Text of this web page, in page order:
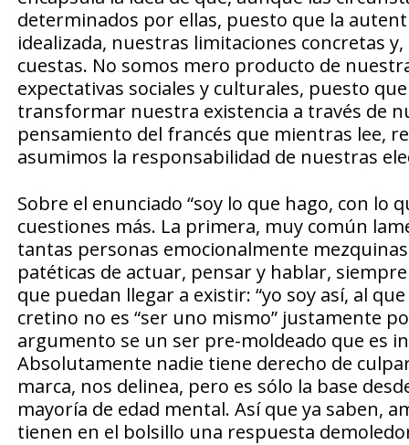
determinados por ellas, puesto que la
idealizada, nuestras limitaciones concretas
cuestas. No somos mero producto de
expectativas sociales y culturales, puesto
transformar nuestra existencia a través de
pensamiento del francés que mientras lee,
asumimos la responsabilidad de nuestras
Sobre el enunciado “soy lo que hago, con lo
cuestiones más. La primera, muy común
tantas personas emocionalmente
patéticas de actuar, pensar y hablar,
que puedan llegar a existir: “yo soy así, al
cretino no es “ser uno mismo” justamente
argumento se un ser pre-moldeado que es
Absolutamente nadie tiene derecho de
marca, nos delinea, pero es sólo la base
mayoría de edad mental. Así que ya saben,
tienen en el bolsillo una respuesta